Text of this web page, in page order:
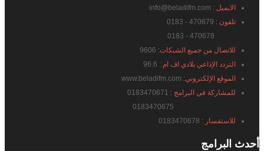
الايميل :
تلفون :
للاتصال من جميع الشبكات:
التردد الإذاعي بلادي اف ام :
الموقع الإلكتروني:
للمشاركة في البرامج :
للاستفسار :
أحدث البرامج